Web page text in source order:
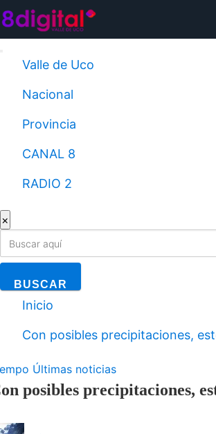
Saltar
al
contenido
Valle de Uco
Nacional
Provincia
CANAL 8
RADIO 2
×
BUSCAR
Inicio
Con posibles precipitaciones,
Últimas noticias
posibles precipitaciones,